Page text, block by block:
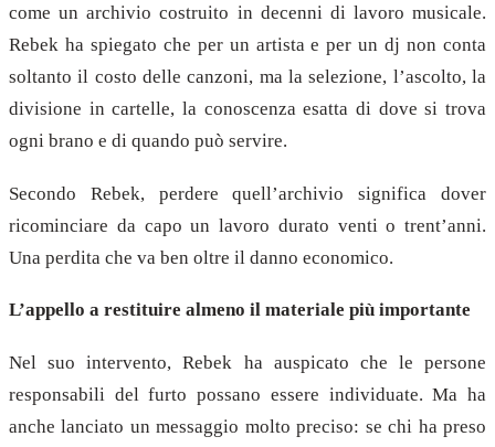
come un archivio costruito in decenni di lavoro musicale.
Rebek ha spiegato che per un artista e per un dj non conta
soltanto il costo delle canzoni, ma la selezione, l’ascolto, la
divisione in cartelle, la conoscenza esatta di dove si trova
ogni brano e di quando può servire.
Secondo Rebek, perdere quell’archivio significa dover
ricominciare da capo un lavoro durato venti o trent’anni.
Una perdita che va ben oltre il danno economico.
L’appello a restituire almeno il materiale più importante
Nel suo intervento, Rebek ha auspicato che le persone
responsabili del furto possano essere individuate. Ma ha
anche lanciato un messaggio molto preciso: se chi ha preso